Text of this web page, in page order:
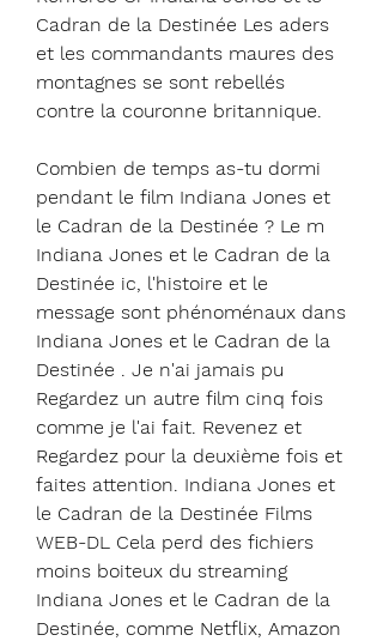
Cadran de la Destinée Les aders
et les commandants maures des
montagnes se sont rebellés
contre la couronne britannique.
Combien de temps as-tu dormi
pendant le film Indiana Jones et
le Cadran de la Destinée ? Le m
Indiana Jones et le Cadran de la
Destinée ic, l'histoire et le
message sont phénoménaux dans
Indiana Jones et le Cadran de la
Destinée . Je n'ai jamais pu
Regardez un autre film cinq fois
comme je l'ai fait. Revenez et
Regardez pour la deuxième fois et
faites attention. Indiana Jones et
le Cadran de la Destinée Films
WEB-DL Cela perd des fichiers
moins boiteux du streaming
Indiana Jones et le Cadran de la
Destinée, comme Netflix, Amazon